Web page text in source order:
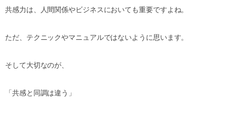
共感力は、人間関係やビジネスにおいても重要ですよね。
ただ、テクニックやマニュアルではないように思います。
そして大切なのが、
「共感と同調は違う」